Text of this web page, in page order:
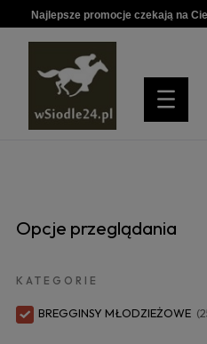
Najlepsze promocje czekają na
Opcje przeglądania
KATEGORIE
BREGGINSY MŁODZIEŻOWE